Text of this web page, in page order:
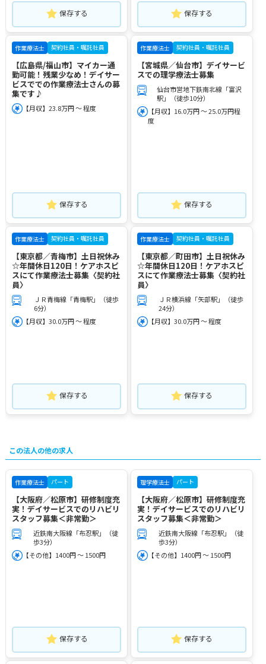
保存する 保存する
作業療法士 契約社員・嘱託社員
【広島県/福山市】マイカー通
勤可能！残業少なめ！デイサー
ビスででの作業療法士さんの募
集です♪
【月収】23.8万円 ～ 程度
保存する
作業療法士 契約社員・嘱託社員
【宮城県／仙台市】デイサービ
スでの理学療法士募集
仙台市営地下鉄南北線「富沢
駅」（徒歩10分）
【月収】16.0万円 ～ 25.0万円程
度
保存する
作業療法士 契約社員・嘱託社員
【東京都／青梅市】土日祝休み
☆年間休日120日！ケアホスピ
スにて作業療法士募集〈契約社
員〉
ＪＲ青梅線「青梅駅」（徒歩
6分）
【月収】30.0万円 ～ 程度
保存する
作業療法士 契約社員・嘱託社員
【東京都／町田市】土日祝休み
☆年間休日120日！ケアホスピ
スにて作業療法士募集〈契約社
員〉
ＪＲ横浜線「矢部駅」（徒歩
24分）
【月収】30.0万円 ～ 程度
保存する
この法人の他の求人
作業療法士 パート
【大阪府／松原市】研修制度充
実！デイサービスでのリハビリ
スタッフ募集＜非常勤＞
近鉄南大阪線「布忍駅」（徒
歩3分）
【その他】1400円 ～ 1500円
保存する
理学療法士 パート
【大阪府／松原市】研修制度充
実！デイサービスでのリハビリ
スタッフ募集＜非常勤＞
近鉄南大阪線「布忍駅」（徒
歩3分）
【その他】1400円 ～ 1500円
保存する